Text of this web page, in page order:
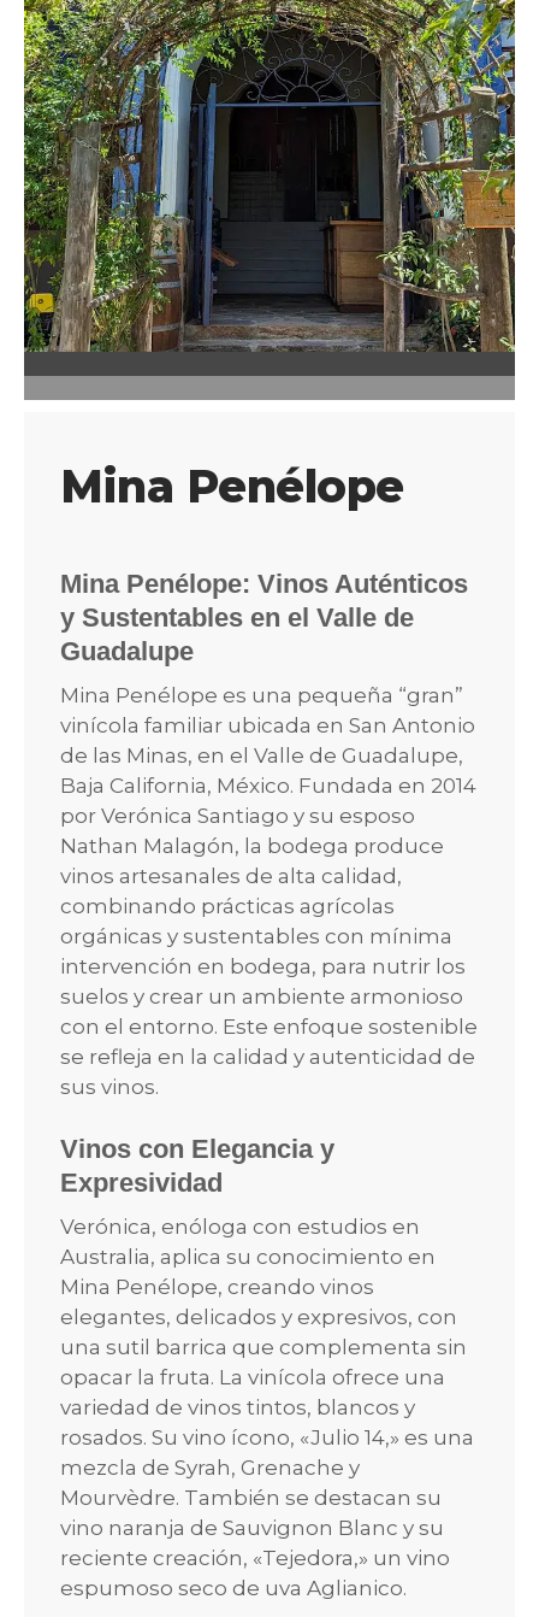
Mina Penélope
Mina Penélope: Vinos Auténticos
y Sustentables en el Valle de
Guadalupe
Mina Penélope es una pequeña “gran”
vinícola familiar ubicada en San Antonio
de las Minas, en el Valle de Guadalupe,
Baja California, México. Fundada en 2014
por Verónica Santiago y su esposo
Nathan Malagón, la bodega produce
vinos artesanales de alta calidad,
combinando prácticas agrícolas
orgánicas y sustentables con mínima
intervención en bodega, para nutrir los
suelos y crear un ambiente armonioso
con el entorno. Este enfoque sostenible
se refleja en la calidad y autenticidad de
sus vinos.
Vinos con Elegancia y
Expresividad
Verónica, enóloga con estudios en
Australia, aplica su conocimiento en
Mina Penélope, creando vinos
elegantes, delicados y expresivos, con
una sutil barrica que complementa sin
opacar la fruta. La vinícola ofrece una
variedad de vinos tintos, blancos y
rosados. Su vino ícono, «Julio 14,» es una
mezcla de Syrah, Grenache y
Mourvèdre. También se destacan su
vino naranja de Sauvignon Blanc y su
reciente creación, «Tejedora,» un vino
espumoso seco de uva Aglianico.